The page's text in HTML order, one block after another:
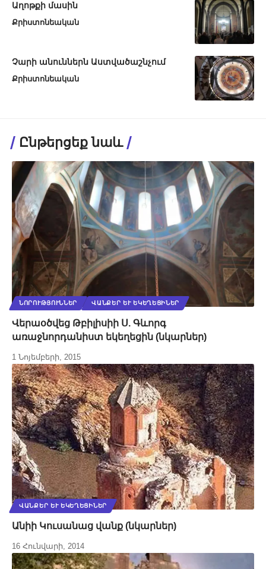
Աղոթքի մասին
Քրիստոնեական
Չարի անուններն Աստվածաշնչում
Քրիստոնեական
Ընթերցեք նաև
ՆՈՐՈՒԹՅՈՒՆՆԵՐ ՎԱՆՔԵՐ ԵՒ ԵԿԵՂԵՑԻՆԵՐ
Վերաօծվեց Թբիլիսիի Ս. Գևորգ
առաջնորդանիստ եկեղեցին (նկարներ)
1 Նոյեմբերի, 2015
ՎԱՆՔԵՐ ԵՒ ԵԿԵՂԵՑԻՆԵՐ
Անիի Կուսանաց վանք (նկարներ)
16 Հունվարի, 2014